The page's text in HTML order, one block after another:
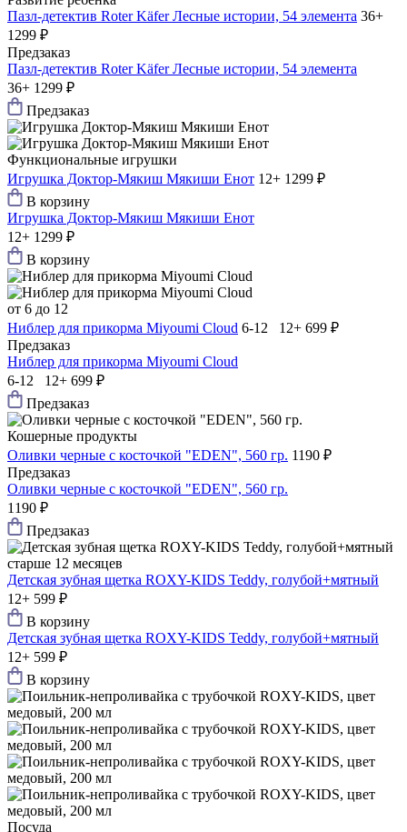
Пазл-детектив Roter Käfer Лесные истории, 54 элемента 36+
1299 ₽
Предзаказ
Пазл-детектив Roter Käfer Лесные истории, 54 элемента
36+ 1299 ₽
Предзаказ
Функциональные игрушки
Игрушка Доктор-Мякиш Мякиши Енот 12+ 1299 ₽
В корзину
Игрушка Доктор-Мякиш Мякиши Енот
12+ 1299 ₽
В корзину
от 6 до 12
Ниблер для прикорма Мiyoumi Cloud 6-12 12+ 699 ₽
Предзаказ
Ниблер для прикорма Мiyoumi Cloud
6-12 12+ 699 ₽
Предзаказ
Кошерные продукты
Оливки черные с косточкой "EDEN", 560 гр. 1190 ₽
Предзаказ
Оливки черные с косточкой "EDEN", 560 гр.
1190 ₽
Предзаказ
старше 12 месяцев
Детская зубная щетка ROXY-KIDS Teddy, голубой+мятный
12+ 599 ₽
В корзину
Детская зубная щетка ROXY-KIDS Teddy, голубой+мятный
12+ 599 ₽
В корзину
Посуда